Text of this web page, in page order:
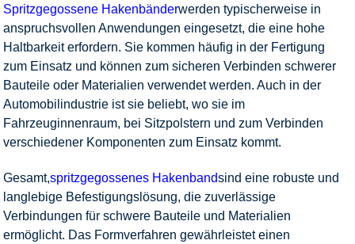
Spritzgegossene Hakenbänderwerden typischerweise in
anspruchsvollen Anwendungen eingesetzt, die eine hohe
Haltbarkeit erfordern. Sie kommen häufig in der Fertigung
zum Einsatz und können zum sicheren Verbinden schwerer
Bauteile oder Materialien verwendet werden. Auch in der
Automobilindustrie ist sie beliebt, wo sie im
Fahrzeuginnenraum, bei Sitzpolstern und zum Verbinden
verschiedener Komponenten zum Einsatz kommt.
Gesamt,spritzgegossenes Hakenbandsind eine robuste und
langlebige Befestigungslösung, die zuverlässige
Verbindungen für schwere Bauteile und Materialien
ermöglicht. Das Formverfahren gewährleistet einen